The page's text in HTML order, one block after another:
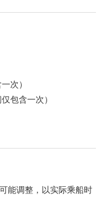
次）
包含一次）
能调整，以实际乘船时